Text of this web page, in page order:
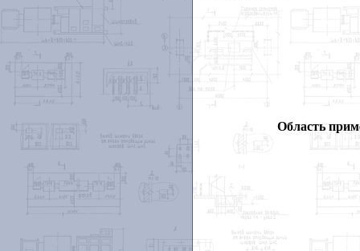
Область